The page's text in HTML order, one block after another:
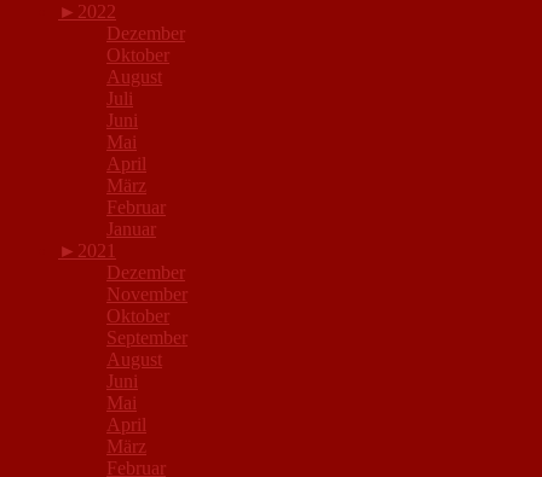
► 2022
Dezember
Oktober
August
Juli
Juni
Mai
April
März
Februar
Januar
► 2021
Dezember
November
Oktober
September
August
Juni
Mai
April
März
Februar